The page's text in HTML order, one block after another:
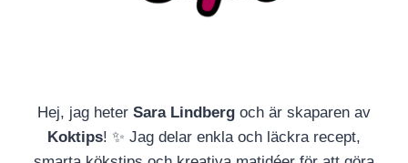
Hej, jag heter Sara Lindberg och är skaparen av
Koktips! ✨ Jag delar enkla och läckra recept,